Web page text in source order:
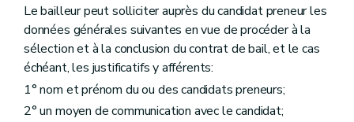
Le bailleur peut solliciter auprès du candidat preneur les
données générales suivantes en vue de procéder à la
sélection et à la conclusion du contrat de bail, et le cas
échéant, les justificatifs y afférents:
1° nom et prénom du ou des candidats preneurs;
2° un moyen de communication avec le candidat;